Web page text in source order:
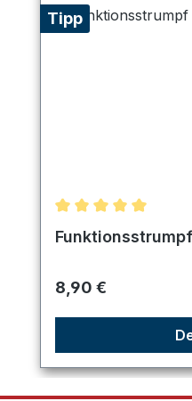
Tipp
Durchschnittliche
Regulärer Preis:
8,90 €